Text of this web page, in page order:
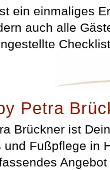
ein einmaliges
auch alle
Petra
Brückner ist
Fußpflege in